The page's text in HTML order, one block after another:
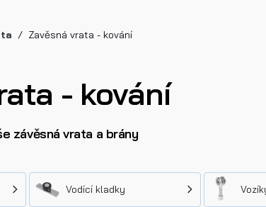
Zavěsná vrata - kování
- kování
závěsná vrata a brány
Vodící kladky